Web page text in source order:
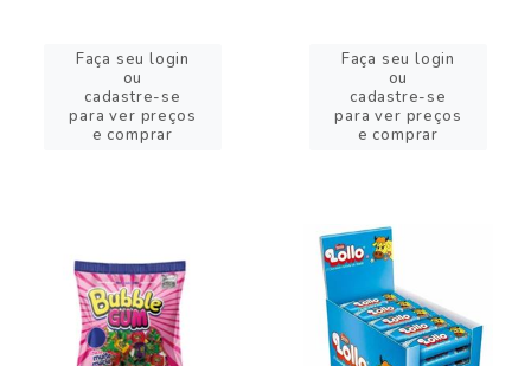
Faça seu login
ou
cadastre-se
para ver preços
e comprar
Faça seu login
ou
cadastre-se
para ver preços
e comprar